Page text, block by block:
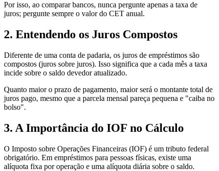
Por isso, ao comparar bancos, nunca pergunte apenas a taxa de
juros; pergunte sempre o valor do CET anual.
2. Entendendo os Juros Compostos
Diferente de uma conta de padaria, os juros de empréstimos são
compostos (juros sobre juros). Isso significa que a cada mês a taxa
incide sobre o saldo devedor atualizado.
Quanto maior o prazo de pagamento, maior será o montante total de
juros pago, mesmo que a parcela mensal pareça pequena e "caiba no
bolso".
3. A Importância do IOF no Cálculo
O Imposto sobre Operações Financeiras (IOF) é um tributo federal
obrigatório. Em empréstimos para pessoas físicas, existe uma
alíquota fixa por operação e uma alíquota diária sobre o saldo.